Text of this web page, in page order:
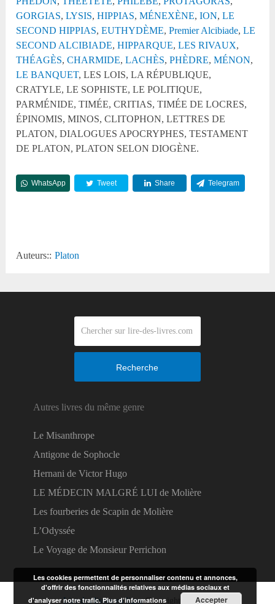
GORGIAS,LYSIS,HIPPIAS,MÉNEXÈNE,ION,LE
SECOND HIPPIAS,EUTHYDÈME,Premier Alcibiade,LE
SECOND ALCIBIADE,HIPPARQUE,LES RIVAUX,
THÉAGÈS,CHARMIDE,LACHÈS,PHÈDRE,MÉNON,
LE BANQUET, LES LOIS, LA RÉPUBLIQUE,
CRATYLE, LE SOPHISTE, LE POLITIQUE,
PARMÉNIDE, TIMÉE, CRITIAS, TIMÉE DE LOCRES,
ÉPINOMIS, MINOS, CLITOPHON, LETTRES DE
PLATON, DIALOGUES APOCRYPHES, TESTAMENT
DE PLATON, PLATON SELON DIOGÈNE.
WhatsApp Tweet Share Telegram
Auteurs:: Platon
Recherche
Autres livres du même genre
Le Misanthrope
Antigone de Sophocle
Hernani de Victor Hugo
LE MÉDECIN MALGRÉ LUI de Molière
Les fourberies de Scapin de Molière
L’Odyssée
Le Voyage de Monsieur Perrichon
Lire des livres en ligneCopyright © 2026.
Les cookies permettent de personnaliser contenu et annonces,
d'offrir des fonctionnalités relatives aux médias sociaux et
d'analyser notre trafic.Plus d’informations Accepter